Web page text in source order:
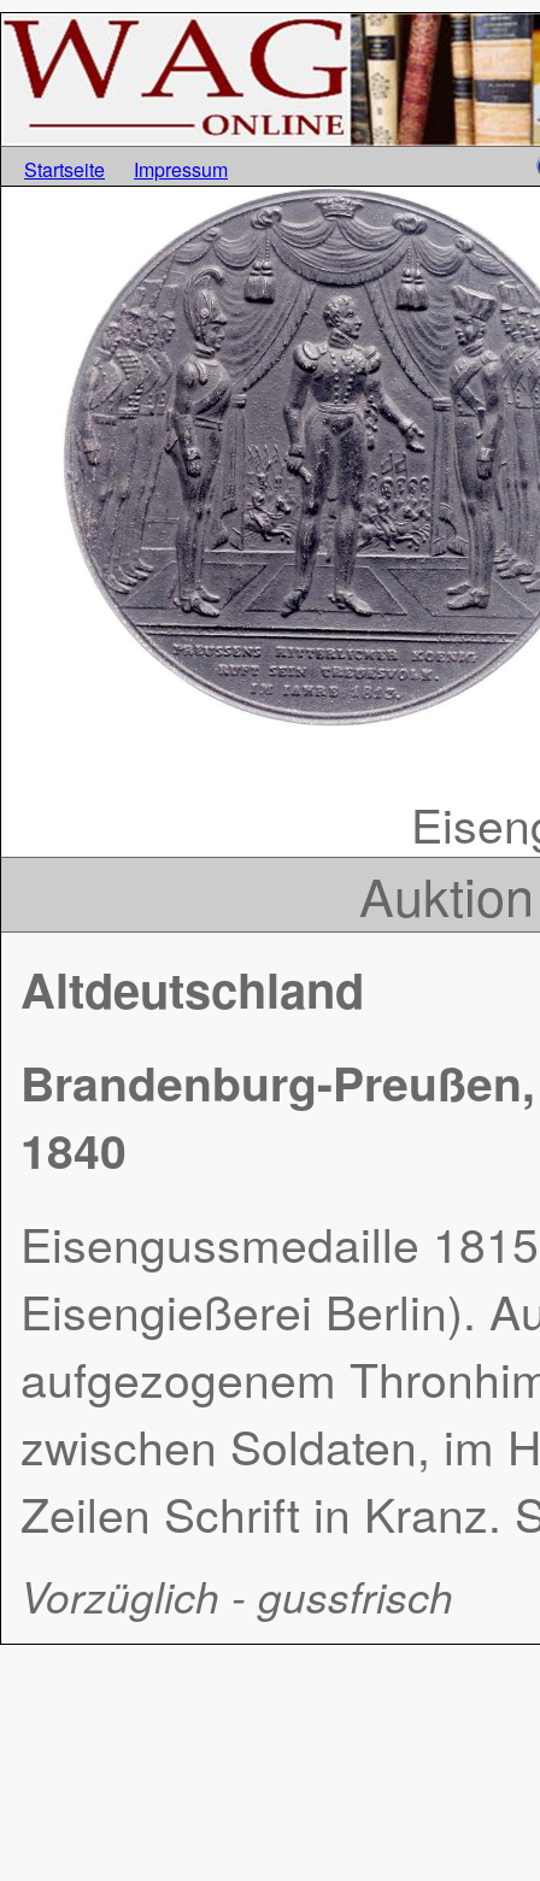
Startseite Impressum
Altdeutschland
Brandenburg-
1840
Eisengussmedaille
Eisengießerei Berlin).
aufgezogenem
zwischen Soldaten, im
Zeilen Schrift in Kranz.
Vorzüglich - gussfrisch